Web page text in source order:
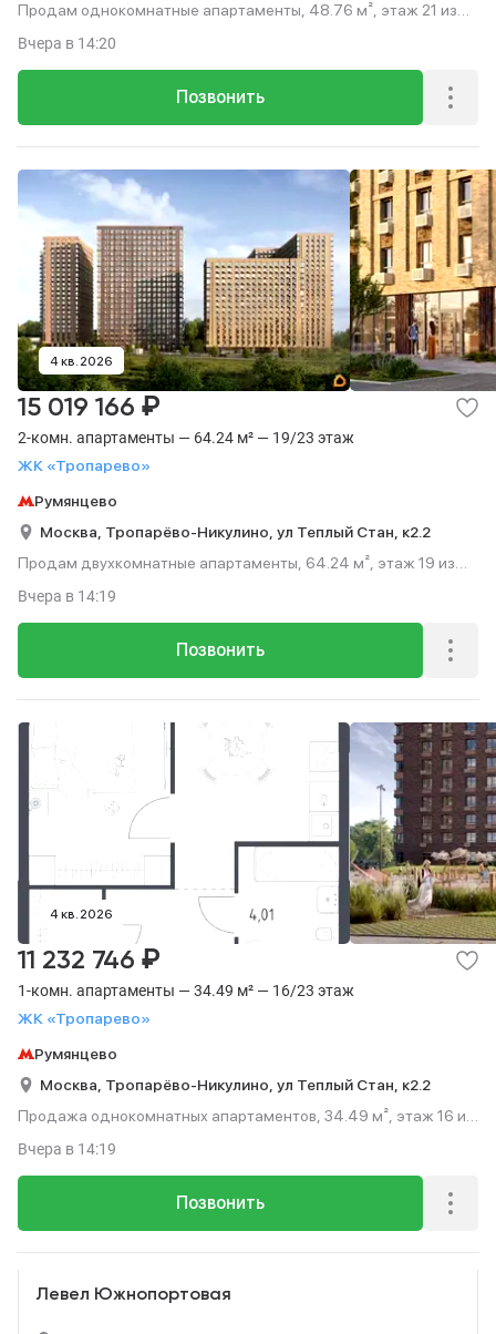
Продам однокомнатные апартаменты, 48.76 м², этаж 21 из
Позвонить
Вчера в 14:20
4 кв. 2026
2-комн. апартаменты — 64.24 м² — 19/23 этаж
ЖК «Тропарево»
15 019 166 ₽
Румянцево
Москва, Тропарёво-Никулино, ул Теплый Стан, к2.2
Продам двухкомнатные апартаменты, 64.24 м², этаж 19 из
Позвонить
Вчера в 14:19
4 кв. 2026
1-комн. апартаменты — 34.49 м² — 16/23 этаж
ЖК «Тропарево»
11 232 746 ₽
Румянцево
Москва, Тропарёво-Никулино, ул Теплый Стан, к2.2
Продажа однокомнатных апартаментов, 34.49 м², этаж 16 из
Позвонить
Вчера в 14:19
Левел Южнопортовая